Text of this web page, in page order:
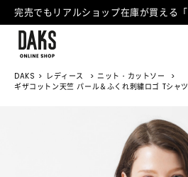
DAKS レディース
ニット・カットソー
ギザコットン天竺 パール＆ふくれ刺繍ロゴ Tシャツ